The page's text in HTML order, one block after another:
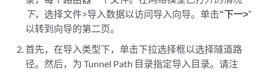
下，选择文件>导入数据以访问导入向导。单击“下一>”
以转到向导的第二页。
首先，在导入类型下，单击下拉选择框以选择隧道路
径。然后，为 Tunnel Path 目录指定导入目录。请注